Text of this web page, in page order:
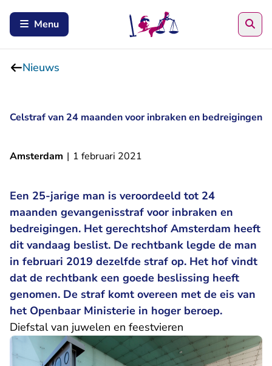
Menu
Nieuws
Celstraf van 24 maanden voor inbraken en bedreigingen
Amsterdam | 1 februari 2021
Een 25-jarige man is veroordeeld tot 24
maanden gevangenisstraf voor inbraken en
bedreigingen. Het gerechtshof Amsterdam heeft
dit vandaag beslist. De rechtbank legde de man
in februari 2019 dezelfde straf op. Het hof vindt
dat de rechtbank een goede beslissing heeft
genomen. De straf komt overeen met de eis van
het Openbaar Ministerie in hoger beroep.
Diefstal van juwelen en feestvieren